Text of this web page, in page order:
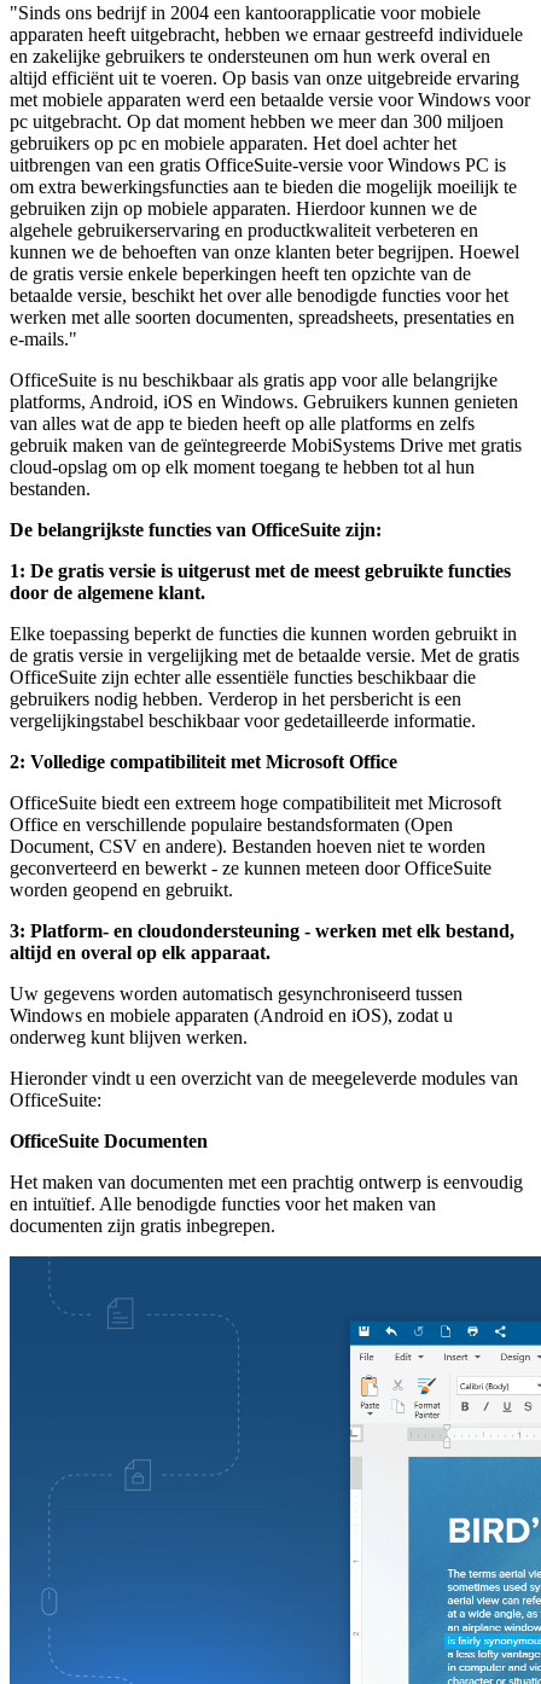
"Sinds ons bedrijf in 2004 een kantoorapplicatie voor mobiele
apparaten heeft uitgebracht, hebben we ernaar gestreefd individuele
en zakelijke gebruikers te ondersteunen om hun werk overal en
altijd efficiënt uit te voeren. Op basis van onze uitgebreide ervaring
met mobiele apparaten werd een betaalde versie voor Windows voor
pc uitgebracht. Op dat moment hebben we meer dan 300 miljoen
gebruikers op pc en mobiele apparaten. Het doel achter het
uitbrengen van een gratis OfficeSuite-versie voor Windows PC is
om extra bewerkingsfuncties aan te bieden die mogelijk moeilijk te
gebruiken zijn op mobiele apparaten. Hierdoor kunnen we de
algehele gebruikerservaring en productkwaliteit verbeteren en
kunnen we de behoeften van onze klanten beter begrijpen. Hoewel
de gratis versie enkele beperkingen heeft ten opzichte van de
betaalde versie, beschikt het over alle benodigde functies voor het
werken met alle soorten documenten, spreadsheets, presentaties en
e-mails."
OfficeSuite is nu beschikbaar als gratis app voor alle belangrijke
platforms, Android, iOS en Windows. Gebruikers kunnen genieten
van alles wat de app te bieden heeft op alle platforms en zelfs
gebruik maken van de geïntegreerde MobiSystems Drive met gratis
cloud-opslag om op elk moment toegang te hebben tot al hun
bestanden.
De belangrijkste functies van OfficeSuite zijn:
1: De gratis versie is uitgerust met de meest gebruikte functies
door de algemene klant.
Elke toepassing beperkt de functies die kunnen worden gebruikt in
de gratis versie in vergelijking met de betaalde versie. Met de gratis
OfficeSuite zijn echter alle essentiële functies beschikbaar die
gebruikers nodig hebben. Verderop in het persbericht is een
vergelijkingstabel beschikbaar voor gedetailleerde informatie.
2: Volledige compatibiliteit met Microsoft Office
OfficeSuite biedt een extreem hoge compatibiliteit met Microsoft
Office en verschillende populaire bestandsformaten (Open
Document, CSV en andere). Bestanden hoeven niet te worden
geconverteerd en bewerkt - ze kunnen meteen door OfficeSuite
worden geopend en gebruikt.
3: Platform- en cloudondersteuning - werken met elk bestand,
altijd en overal op elk apparaat.
Uw gegevens worden automatisch gesynchroniseerd tussen
Windows en mobiele apparaten (Android en iOS), zodat u
onderweg kunt blijven werken.
Hieronder vindt u een overzicht van de meegeleverde modules van
OfficeSuite:
OfficeSuite Documenten
Het maken van documenten met een prachtig ontwerp is eenvoudig
en intuïtief. Alle benodigde functies voor het maken van
documenten zijn gratis inbegrepen.